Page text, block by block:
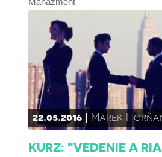
22.05.2016 Marek
KURZ: "VEDENIE A